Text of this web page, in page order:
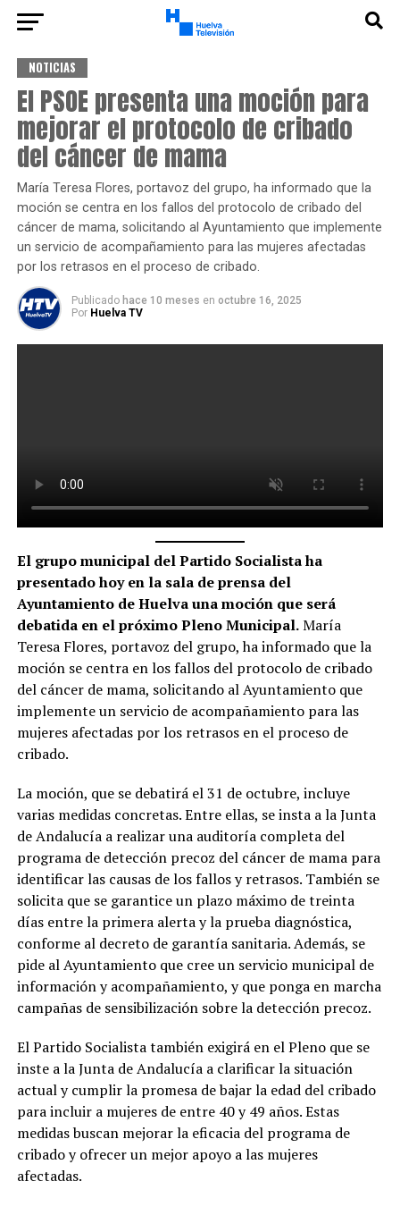
NOTICIAS
El PSOE presenta una moción para
mejorar el protocolo de cribado
del cáncer de mama
María Teresa Flores, portavoz del grupo, ha informado que la
moción se centra en los fallos del protocolo de cribado del
cáncer de mama, solicitando al Ayuntamiento que implemente
un servicio de acompañamiento para las mujeres afectadas
por los retrasos en el proceso de cribado.
Publicado hace 10 meses en octubre 16, 2025
Por Huelva TV
El grupo municipal del Partido Socialista ha
presentado hoy en la sala de prensa del
Ayuntamiento de Huelva una moción que será
debatida en el próximo Pleno Municipal.María
Teresa Flores, portavoz del grupo, ha informado que la
moción se centra en los fallos del protocolo de cribado
del cáncer de mama, solicitando al Ayuntamiento que
implemente un servicio de acompañamiento para las
mujeres afectadas por los retrasos en el proceso de
cribado.
La moción, que se debatirá el 31 de octubre, incluye
varias medidas concretas. Entre ellas, se insta a la Junta
de Andalucía a realizar una auditoría completa del
programa de detección precoz del cáncer de mama para
identificar las causas de los fallos y retrasos. También se
solicita que se garantice un plazo máximo de treinta
días entre la primera alerta y la prueba diagnóstica,
conforme al decreto de garantía sanitaria. Además, se
pide al Ayuntamiento que cree un servicio municipal de
información y acompañamiento, y que ponga en marcha
campañas de sensibilización sobre la detección precoz.
El Partido Socialista también exigirá en el Pleno que se
inste a la Junta de Andalucía a clarificar la situación
actual y cumplir la promesa de bajar la edad del cribado
para incluir a mujeres de entre 40 y 49 años. Estas
medidas buscan mejorar la eficacia del programa de
cribado y ofrecer un mejor apoyo a las mujeres
afectadas.